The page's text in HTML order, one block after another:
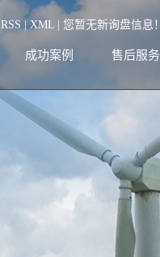
RSS|XML 您暂无新询盘信息！
成功案例 售后服务